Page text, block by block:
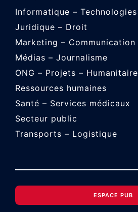
Informatique – Technologies
Juridique – Droit
Marketing – Communication
Médias – Journalisme
ONG – Projets – Humanitaire
Ressources humaines
Santé – Services médicaux
Secteur public
Transports – Logistique
ESPACE PUB